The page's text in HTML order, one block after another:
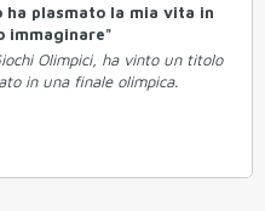
plasmato la mia vita in
immaginare"
Olimpici, ha vinto un titolo
in una finale olimpica.